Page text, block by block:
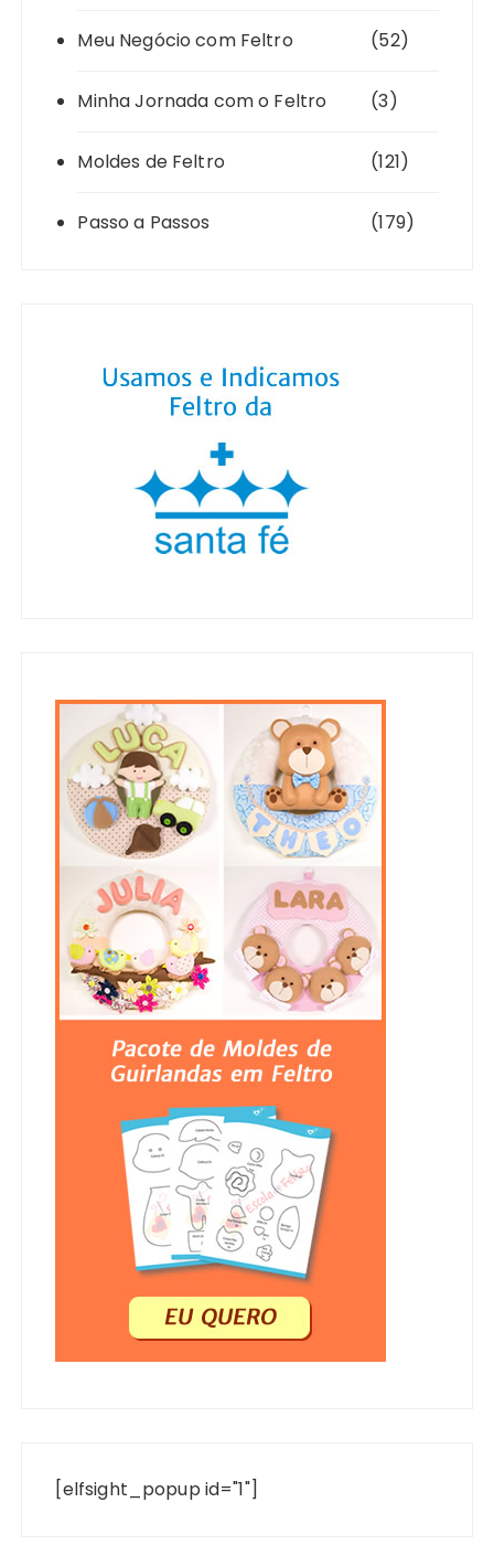
Meu Negócio com Feltro (52)
Minha Jornada com o Feltro (3)
Moldes de Feltro (121)
Passo a Passos (179)
[elfsight_popup id="1"]